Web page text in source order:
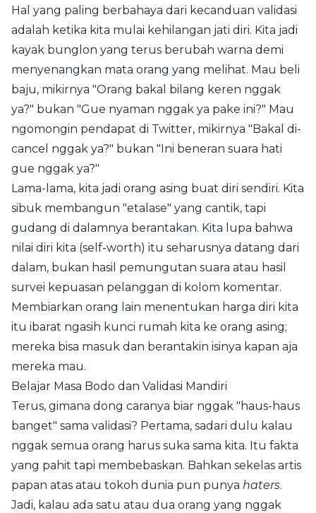
Hal yang paling berbahaya dari kecanduan validasi
adalah ketika kita mulai kehilangan jati diri. Kita jadi
kayak bunglon yang terus berubah warna demi
menyenangkan mata orang yang melihat. Mau beli
baju, mikirnya "Orang bakal bilang keren nggak
ya?" bukan "Gue nyaman nggak ya pake ini?" Mau
ngomongin pendapat di Twitter, mikirnya "Bakal di-
cancel nggak ya?" bukan "Ini beneran suara hati
gue nggak ya?"
Lama-lama, kita jadi orang asing buat diri sendiri. Kita
sibuk membangun "etalase" yang cantik, tapi
gudang di dalamnya berantakan. Kita lupa bahwa
nilai diri kita (self-worth) itu seharusnya datang dari
dalam, bukan hasil pemungutan suara atau hasil
survei kepuasan pelanggan di kolom komentar.
Membiarkan orang lain menentukan harga diri kita
itu ibarat ngasih kunci rumah kita ke orang asing;
mereka bisa masuk dan berantakin isinya kapan aja
mereka mau.
Belajar Masa Bodo dan Validasi Mandiri
Terus, gimana dong caranya biar nggak "haus-haus
banget" sama validasi? Pertama, sadari dulu kalau
nggak semua orang harus suka sama kita. Itu fakta
yang pahit tapi membebaskan. Bahkan sekelas artis
papan atas atau tokoh dunia pun punya haters.
Jadi, kalau ada satu atau dua orang yang nggak